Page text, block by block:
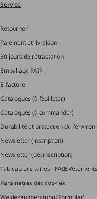
Service
Retourner
Paiement et livraison
30 jours de rétractation
Emballage FAIR
E-facture
Catalogues (à feuilleter)
Catalogues (à commander)
Durabilité et protection de
Newsletter (inscription)
Newsletter (désinscription)
Tableau des tailles - FAIE
Paramètres des cookies
Weidezaunberatung (Formular)